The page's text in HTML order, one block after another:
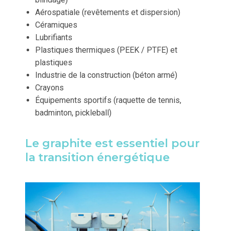
Aérospatiale (revêtements et dispersion)
Céramiques
Lubrifiants
Plastiques thermiques (PEEK / PTFE) et
plastiques
Industrie de la construction (béton armé)
Crayons
Équipements sportifs (raquette de tennis,
badminton, pickleball)
Le graphite est essentiel pour
la transition énergétique